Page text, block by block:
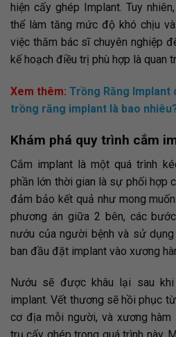
hiện cấy ghép Implant. Tuy
thể làm tăng mức độ khó chịu
việc thăm bác sĩ chuyên nghiệp
kế hoạch điều trị phù hợp là quan
Xem thêm: Trồng Răng Implant
trồng răng implant là bao
Khám phá quy trình cắm
Cắm implant là một quá trình
phần lớn thời gian là sự phối hợp
đảm bảo kết quả như mong
phương án giữa 2 bên, các
nướu của người bệnh và sử
ban đầu đặt implant vào xương
Nướu sẽ được khâu lại sau
implant. Vết thương sẽ hồi phục
cơ địa mỗi người, và xương hàm